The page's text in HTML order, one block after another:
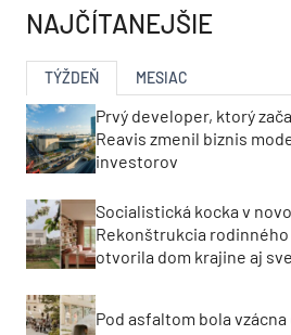
NAJČÍTANEJŠIE
TÝŽDEŇ MESIAC
Prvý developer, ktorý
Reavis zmenil biznis
investorov
Socialistická kocka v
Rekonštrukcia
otvorila dom krajine aj
Pod asfaltom bola